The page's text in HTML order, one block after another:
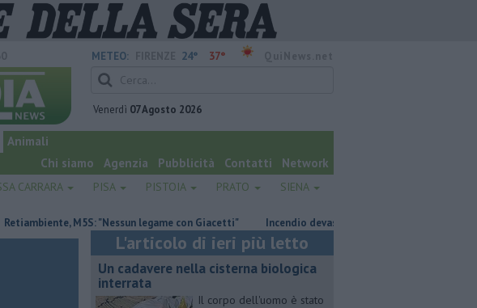
METEO: 24° 37°
Venerdì 07 Agosto 2026
Animali
Chi siamo
Agenzia Pubblicità Contatti Network
CARRARA PISA PISTOIA PRATO SIENA
M5S: "Nessun legame con Giacetti" Incendio devasta un capannone, parte del tetto collassa
L'articolo di ieri più letto
Un cadavere nella cisterna biologica
interrata
Il corpo dell'uomo è stato